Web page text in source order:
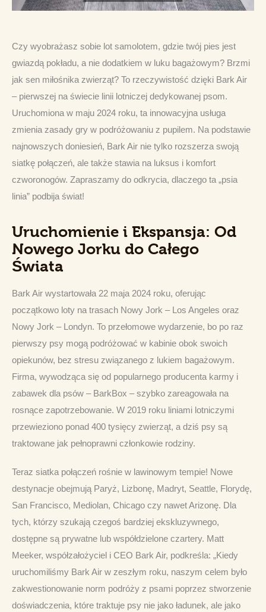
Czy wyobrażasz sobie lot samolotem, gdzie twój pies jest
gwiazdą pokładu, a nie dodatkiem w luku bagażowym? Brzmi
jak sen miłośnika zwierząt? To rzeczywistość dzięki Bark Air
– pierwszej na świecie linii lotniczej dedykowanej psom.
Uruchomiona w maju 2024 roku, ta innowacyjna usługa
zmienia zasady gry w podróżowaniu z pupilem. Na podstawie
najnowszych doniesień, Bark Air nie tylko rozszerza swoją
siatkę połączeń, ale także stawia na luksus i komfort
czworonogów. Zapraszamy do odkrycia, dlaczego ta „psia
linia” podbija świat!
Uruchomienie i Ekspansja: Od
Nowego Jorku do Całego
Świata
Bark Air wystartowała 22 maja 2024 roku, oferując
początkowo loty na trasach Nowy Jork – Los Angeles oraz
Nowy Jork – Londyn. To przełomowe wydarzenie, bo po raz
pierwszy psy mogą podróżować w kabinie obok swoich
opiekunów, bez stresu związanego z lukiem bagażowym.
Firma, wywodząca się od popularnego producenta karmy i
zabawek dla psów – BarkBox – szybko zareagowała na
rosnące zapotrzebowanie. W 2019 roku liniami lotniczymi
przewieziono ponad 400 tysięcy zwierząt, a dziś psy są
traktowane jak pełnoprawni członkowie rodziny.
Teraz siatka połączeń rośnie w lawinowym tempie! Nowe
destynacje obejmują Paryż, Lizbonę, Madryt, Seattle, Florydę,
San Francisco, Mediolan, Chicago czy nawet Arizonę. Dla
tych, którzy szukają czegoś bardziej ekskluzywnego,
dostępne są prywatne lub współdzielone czartery. Matt
Meeker, współzałożyciel i CEO Bark Air, podkreśla: „Kiedy
uruchomiliśmy Bark Air w zeszłym roku, naszym celem było
zakwestionowanie norm podróży z psami poprzez stworzenie
doświadczenia, które traktuje psy nie jako ładunek, ale jako